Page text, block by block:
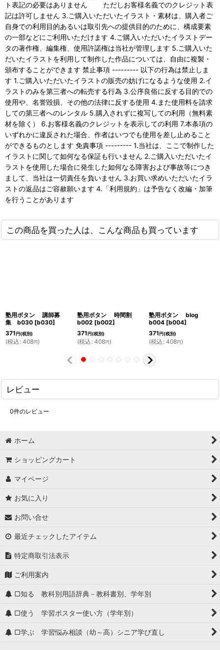
ト表記の必要はありません ただしお客様名義でのクレジット表
記は許可しません 3.ご購入いただいたイラスト・素材は、購入者ご
自身での利用目的あるいは取引先への提供目的のために、構成要素
の一部などにご利用いただけます 4.ご購入いただいたイラストデー
タの著作権、編集権、使用許諾権は当社が管理します 5.ご購入いた
だいたイラストを利用して制作した作品については、自由に複製・
頒布することができます 禁止事項 --------- 以下の行為は禁止しま
す 1.ご購入いただいたイラストの販売の妨げになるような使用 2.イ
ラストのみを第三者への転売する行為 3.公序良俗に反する目的での
使用や、名誉毀損、その他の法律に反する使用 4.また使用料を請求
しての第三者へのレンタル 5.購入されずに複写しての利用（無料素
材を除く） 6.お客様名義のクレジットを表示しての利用 7.本条項の
いずれかに違反された場合、作者はいつでも使用を差し止めること
ができるものとします 免責事項 --------- 1.当社は、ここで制作した
イラストに関して如何なる保証も行いません 2.ご購入いただいたイ
ラストを使用した場合に発生した如何なる障害および事故等につき
まして、当社は一切責任を負いません 3.お買い求めいただいたイラ
ストの返品はご容赦願います 4.「利用規約」は予告なく改編・加筆
を行うことがあります
この商品を買った人は、こんな商品も買っています
塾用ボタン 講師募
集 b030 [b030]
371円(税別)
(税込 : 408円)
塾用ボタン 時間割
b002 [b002]
371円(税別)
(税込 : 408円)
塾用ボタン blog
b004 [b004]
371円(税別)
(税込 : 408円)
レビュー
0件のレビュー
ホーム
ショッピングカート
マイページ
お気に入り
お問い合せ
最近チェックしたアイテム
特定商取引法表示
ご利用案内
□知る 教科別用語辞典－教科書別、学年別
□使う 学習ポスター使い方（学年別）
□学ぶ 学習悩み相談（幼～高）シニア学び直し